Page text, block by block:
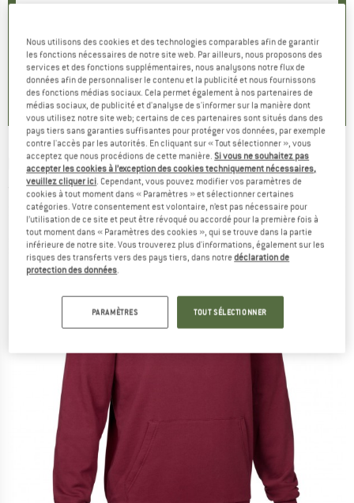
€ Prix
79,95 € Prix réduit
à partir de
47,97 €
+3
3,5(11)
Prix
54,95 € Prix réduit
à partir de
30,22 €
5,0(2)
Kid's
ION -Hoody Logo
(0)
Nous utilisons des cookies et des technologies comparables afin de garantir
les fonctions nécessaires de notre site web. Par ailleurs, nous proposons des
services et des fonctions supplémentaires, nous analysons notre flux de
données afin de personnaliser le contenu et la publicité et nous fournissons
des fonctions médias sociaux. Cela permet également à nos partenaires de
médias sociaux, de publicité et d'analyse de s'informer sur la manière dont
vous utilisez notre site web; certains de ces partenaires sont situés dans des
pays tiers sans garanties suffisantes pour protéger vos données, par exemple
contre l'accès par les autorités. En cliquant sur « Tout sélectionner », vous
acceptez que nous procédions de cette manière.Si vous ne souhaitez pas
accepter les cookies à l’exception des cookies techniquement nécessaires,
veuillez cliquer ici. Cependant, vous pouvez modifier vos paramètres de
cookies à tout moment dans « Paramètres » et sélectionner certaines
catégories. Votre consentement est volontaire, n’est pas nécessaire pour
l’utilisation de ce site et peut être révoqué ou accordé pour la première fois à
tout moment dans « Paramètres des cookies », qui se trouve dans la partie
inférieure de notre site. Vous trouverez plus d'informations, également sur les
risques des transferts vers des pays tiers, dans notredéclaration de
protection des données.
PARAMÈTRES TOUT SÉLECTIONNER